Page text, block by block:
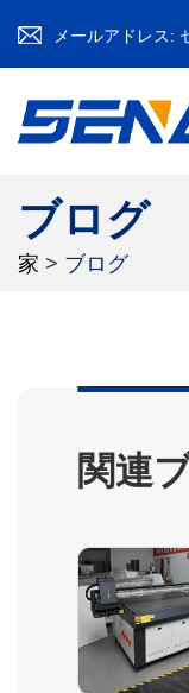
メールアドレス:
ブログ
家 > ブログ
関連